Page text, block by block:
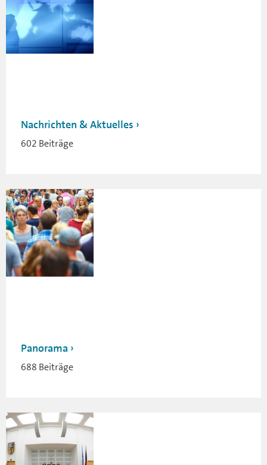
Nachrichten & Aktuelles
602 Beiträge
Panorama
688 Beiträge